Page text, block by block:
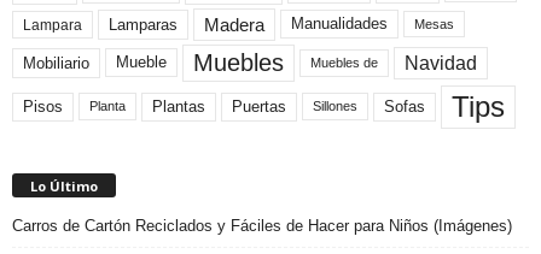
Lampara Lamparas Madera Manualidades Mesas
Mobiliario Mueble Muebles Muebles de Navidad
Pisos Planta Plantas Puertas Sillones Sofas Tips
Lo Último
Carros de Cartón Reciclados y Fáciles de Hacer para Niños (Imágenes)